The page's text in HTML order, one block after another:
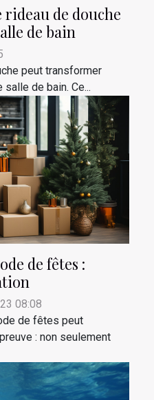
de douche
de bain
peut transformer
de bain. Ce...
de fêtes :
08:08
de fêtes peut
: non seulement